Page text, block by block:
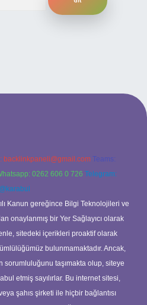
backlinkpaneli@gmail.com Teams:
0262 606 0 726 Telegram:
@karabul
Kanun gereğince Bilgi Teknolojileri ve
onaylanmış bir Yer Sağlayıcı olarak
sitedeki içerikleri proaktif olarak
bulunmamaktadır. Ancak,
sorumluluğunu taşımakta olup, siteye
etmiş sayılırlar. Bu internet sitesi,
şahıs şirketi ile hiçbir bağlantısı